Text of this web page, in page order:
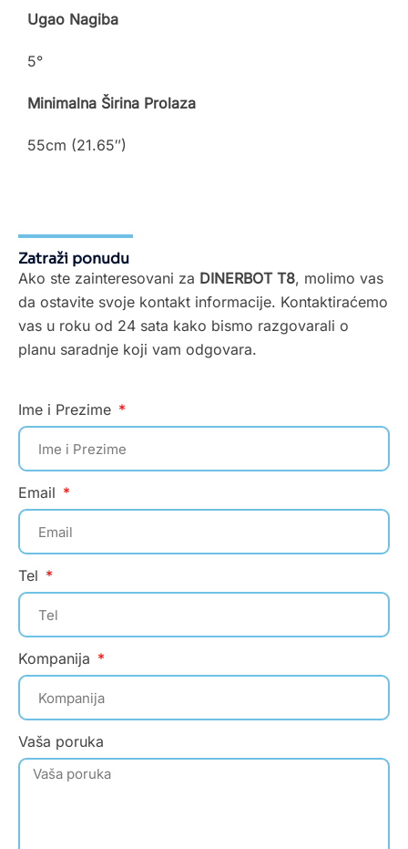
Ugao Nagiba
5°
Minimalna Širina Prolaza
55cm (21.65″)
Zatraži ponudu
Ako ste zainteresovani za DINERBOT T8, molimo vas
da ostavite svoje kontakt informacije. Kontaktiraćemo
vas u roku od 24 sata kako bismo razgovarali o
planu saradnje koji vam odgovara.
Ime i Prezime
Email
Tel
Kompanija
Vaša poruka